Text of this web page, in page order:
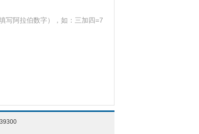
写阿拉伯数字），如：三加四=7